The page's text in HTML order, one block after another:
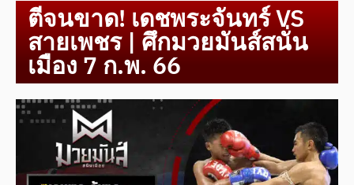
ตีจนขาด! เดชพระจันทร์ VS
สายเพชร | ศึกมวยมันส์สนั่น
เมือง 7 ก.พ. 66